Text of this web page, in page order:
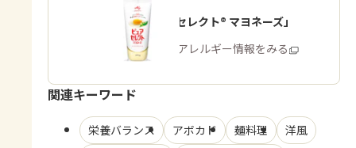
「ピュアセレクト® マヨネーズ」
商品・アレルギー情報をみる
関連キーワード
栄養バランス アボカド 麺料理
洋風